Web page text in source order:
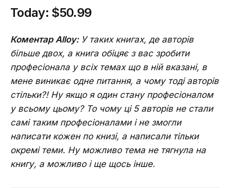
Today: $50.99
Коментар Alloy:У таких книгах, де авторів
більше двох, а книга обіцяє з вас зробити
професіонала у всіх темах що в ній вказані, в
мене виникає одне питання, а чому тоді авторів
стільки?! Ну якщо я один стану професіоналом
у всьому цьому? То чому ці 5 авторів не стали
самі таким професіоналами і не змогли
написати кожен по книзі, а написали тільки
окремі теми. Ну можливо тема не тягнула на
книгу, а можливо і ще щось інше.